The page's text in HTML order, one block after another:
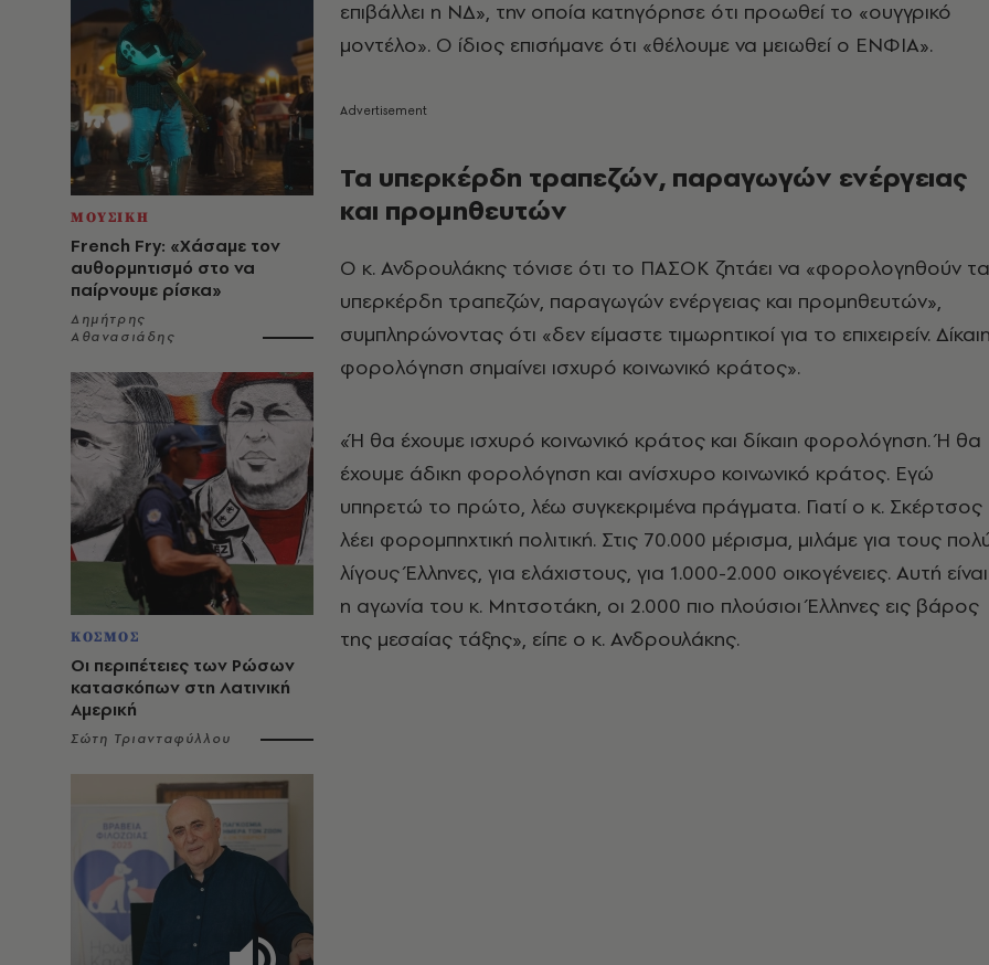
ΜΟΥΣΙΚΗ
French Fry: «Χάσαμε τον
αυθορμητισμό στο να
παίρνουμε ρίσκα»
Δημήτρης
Αθανασιάδης
ΚΟΣΜΟΣ
Οι περιπέτειες των Ρώσων
κατασκόπων στη Λατινική
Αμερική
Σώτη Τριανταφύλλου
επιβάλλει η ΝΔ», την οποία κατηγόρησε ότι προωθεί το «ουγγρικό
μοντέλο». Ο ίδιος επισήμανε ότι «θέλουμε να μειωθεί ο ΕΝΦΙΑ».
Τα υπερκέρδη τραπεζών, παραγωγών ενέργειας
και προμηθευτών
Ο κ. Ανδρουλάκης τόνισε ότι το ΠΑΣΟΚ ζητάει να «φορολογηθούν τα
υπερκέρδη τραπεζών, παραγωγών ενέργειας και προμηθευτών»,
συμπληρώνοντας ότι «δεν είμαστε τιμωρητικοί για το επιχειρείν. Δίκαιη
φορολόγηση σημαίνει ισχυρό κοινωνικό κράτος».
«Ή θα έχουμε ισχυρό κοινωνικό κράτος και δίκαιη φορολόγηση. Ή θα
έχουμε άδικη φορολόγηση και ανίσχυρο κοινωνικό κράτος. Εγώ
υπηρετώ το πρώτο, λέω συγκεκριμένα πράγματα. Γιατί ο κ. Σκέρτσος
λέει φορομπηχτική πολιτική. Στις 70.000 μέρισμα, μιλάμε για τους
λίγους Έλληνες, για ελάχιστους, για 1.000-2.000 οικογένειες. Αυτή είναι
η αγωνία του κ. Μητσοτάκη, οι 2.000 πιο πλούσιοι Έλληνες εις βάρος
της μεσαίας τάξης», είπε ο κ. Ανδρουλάκης.